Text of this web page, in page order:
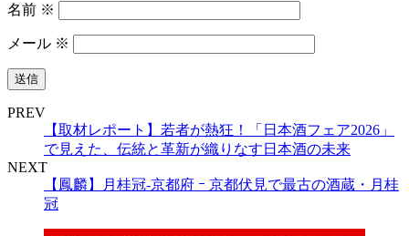
名前 ※
メール ※
PREV
【取材レポート】若者が熱狂！「日本酒フェア2026」
で見えた、伝統と革新が織りなす日本酒の未来
NEXT
【鳳麟】月桂冠‐京都府 ｰ 京都伏見で最古の酒蔵・月桂
冠